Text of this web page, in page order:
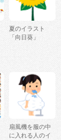
夏のイラスト
「向日葵」
扇風機を服の中
に入れる人のイ